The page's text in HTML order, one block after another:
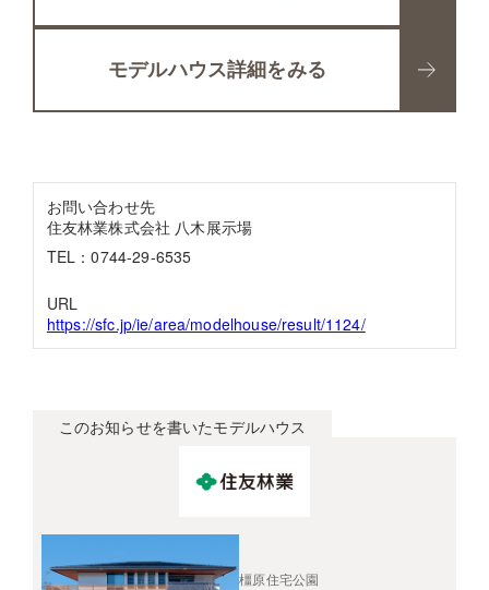
モデルハウス詳細をみる
お問い合わせ先
住友林業株式会社 八木展示場
TEL：0744-29-6535
URL
https://sfc.jp/ie/area/modelhouse/result/1124/
このお知らせを書いたモデルハウス
橿原住宅公園